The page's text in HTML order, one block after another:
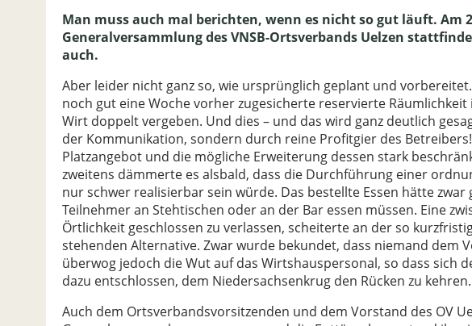
Man muss auch mal berichten, wenn es nicht so gut läuft. Am
Generalversammlung des VNSB-Ortsverbands Uelzen
auch.
Aber leider nicht ganz so, wie ursprünglich geplant und
noch gut eine Woche vorher zugesicherte reservierte
Wirt doppelt vergeben. Und dies – und das wird ganz deutlich
der Kommunikation, sondern durch reine Profitgier des
Platzangebot und die mögliche Erweiterung dessen stark
zweitens dämmerte es alsbald, dass die Durchführung einer
nur schwer realisierbar sein würde. Das bestellte Essen hätte
Teilnehmer an Stehtischen oder an der Bar essen müssen. Eine
Örtlichkeit geschlossen zu verlassen, scheiterte an der so
stehenden Alternative. Zwar wurde bekundet, dass niemand dem
überwog jedoch die Wut auf das Wirtshauspersonal, so dass sich
dazu entschlossen, dem Niedersachsenkrug den Rücken zu kehren.
Auch dem Ortsverbandsvorsitzenden und dem Vorstand des OV